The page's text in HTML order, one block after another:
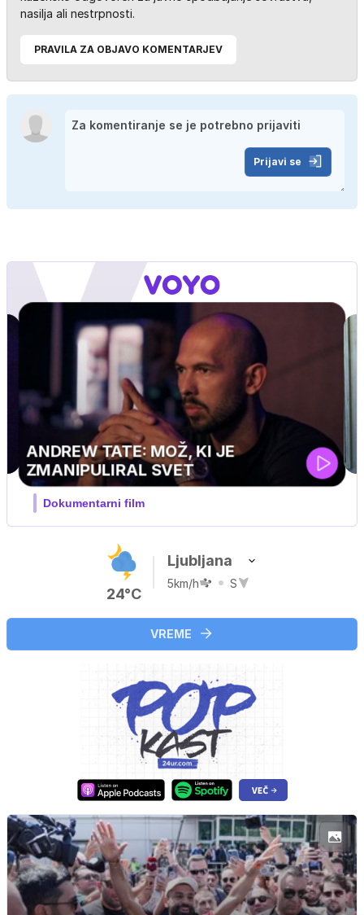
nasilja ali nestrpnosti.
PRAVILA ZA OBJAVO KOMENTARJEV
Prijavi se
24°C
Ljubljana
5km/h S
VREME